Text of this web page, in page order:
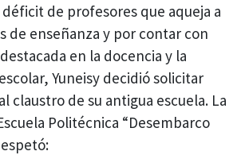
de profesores que aqueja a
de enseñanza y por contar con
en la docencia y la
Yuneisy decidió solicitar
claustro de su antigua escuela. La
Politécnica “Desembarco